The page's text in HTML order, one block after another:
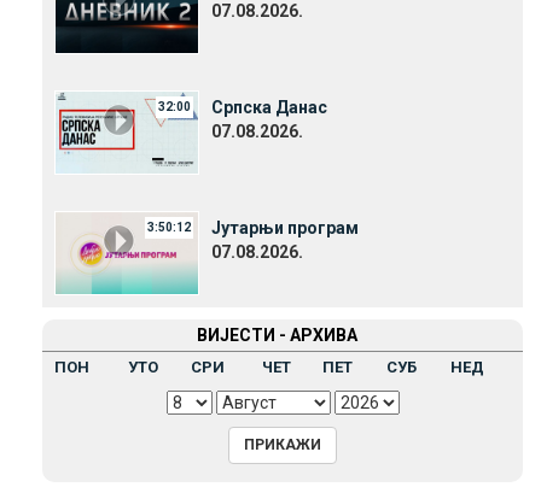
07.08.2026.
32:00
Српска Данас
07.08.2026.
3:50:12
Јутарњи програм
07.08.2026.
ВИЈЕСТИ - АРХИВА
ПОН УТО СРИ ЧЕТ ПЕТ СУБ НЕД